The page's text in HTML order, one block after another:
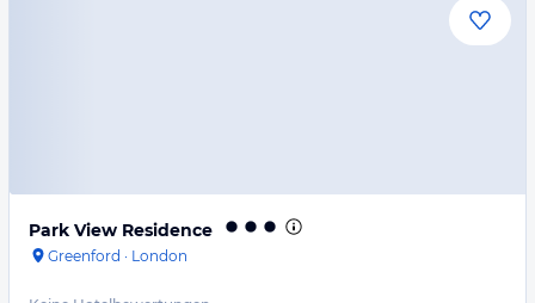
Park View Residence
Greenford · London